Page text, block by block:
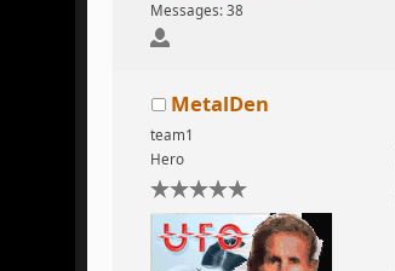
Messages: 38
MetalDen
team1
Hero